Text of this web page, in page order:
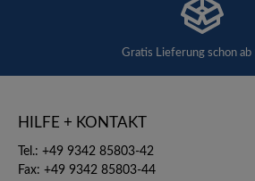
Gratis Lieferung schon
HILFE + KONTAKT
Tel.: +49 9342 85803-42
Fax: +49 9342 85803-44